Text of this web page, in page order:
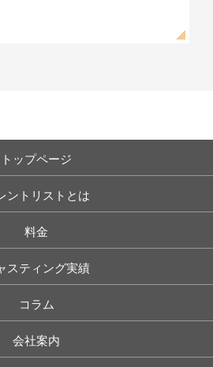
トップページ
ントリストとは
料金
スティング実績
コラム
会社案内